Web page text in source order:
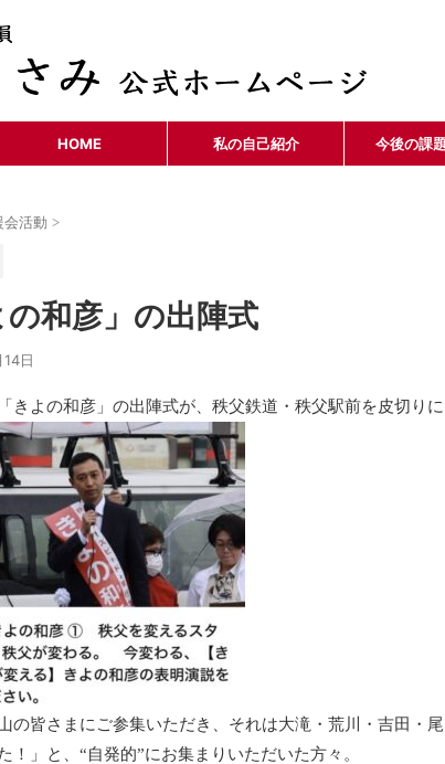
HOME 私の自己紹介 今後の課
会活動 >
の和彦」の出陣式
日
きよの和彦」の出陣式が、秩父鉄道・秩父駅前を皮切り
の皆さまにご参集いただき、それは大滝・荒川・吉田・
！」と、“自発的”にお集まりいただいた方々。